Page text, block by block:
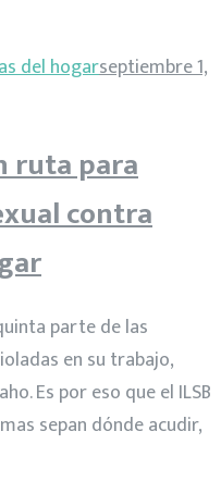
del hogarseptiembre 1,
ruta para
contra
parte de las
en su trabajo,
Es por eso que el ILSB
sepan dónde acudir,